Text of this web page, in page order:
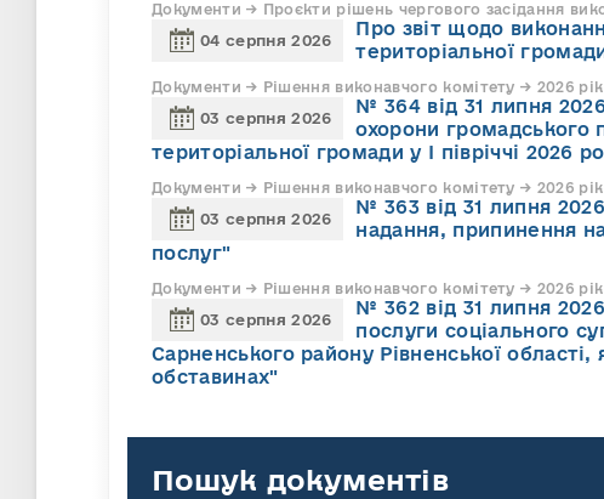
Документи → Проєкти рішень чергового засідання
04 серпня 2026
Про звіт щодо
територіальної
Документи → Рішення виконавчого комітету → 2026
03 серпня 2026
№ 364 від 31 липня
охорони громадського
територіальної громади у І півріччі 2026
Документи → Рішення виконавчого комітету → 2026
03 серпня 2026
№ 363 від 31 липня
надання, припинення
послуг"
Документи → Рішення виконавчого комітету → 2026
03 серпня 2026
№ 362 від 31 липня
послуги соціального
Сарненського району Рівненської
обставинах"
Пошук документів